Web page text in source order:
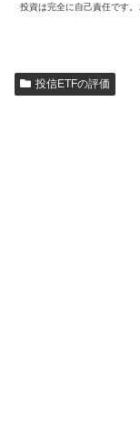
投資は完全に自己責任です
投信ETFの評価